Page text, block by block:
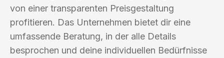
von einer transparenten Preisgestaltung
profitieren. Das Unternehmen bietet dir eine
umfassende Beratung, in der alle Details
besprochen und deine individuellen Bedürfnisse